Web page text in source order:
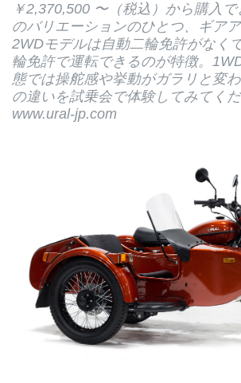
￥2,370,500 〜（税込）から購入
のバリエーションのひとつ、ギアア
2WDモデルは自動二輪免許がなく
輪免許で運転できるのが特徴。
態では操舵感や挙動がガラリと変
の違いを試乗会で体験してみてくだ
www.ural-jp.com